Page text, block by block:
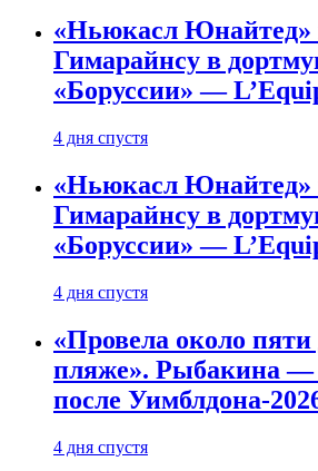
«Ньюкасл Юнайтед»
Гимарайнсу в
«Боруссии» —
4 дня спустя
«Ньюкасл Юнайтед»
Гимарайнсу в
«Боруссии» —
4 дня спустя
«Провела около пяти
пляже». Рыбакина —
после Уимблдона-
4 дня спустя